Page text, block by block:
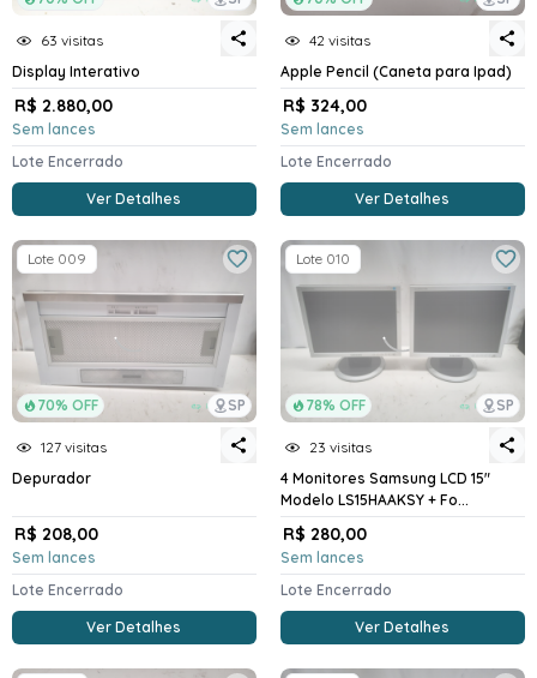
63 visitas
Display Interativo
R$ 2.880,00
Sem lances
Lote Encerrado
Ver Detalhes
42 visitas
Apple Pencil (Caneta para Ipad)
R$ 324,00
Sem lances
Lote Encerrado
Ver Detalhes
70% OFF SP
Lote 009
127 visitas
Depurador
R$ 208,00
Sem lances
Lote Encerrado
Ver Detalhes
78% OFF SP
Lote 010
23 visitas
4 Monitores Samsung LCD 15"
Modelo LS15HAAKSY + Fo...
R$ 280,00
Sem lances
Lote Encerrado
Ver Detalhes